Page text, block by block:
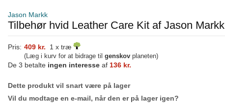
Jason Markk
Tilbehør hvid Leather Care Kit af Jason Markk
Pris: 409 kr. 1 x træ
(Læg i kurv for at bidrage til genskov planeten)
De 3 betalte ingen interesse af 136 kr.
Dette produkt vil snart være på lager
Vil du modtage en e-mail, når den er på lager igen?